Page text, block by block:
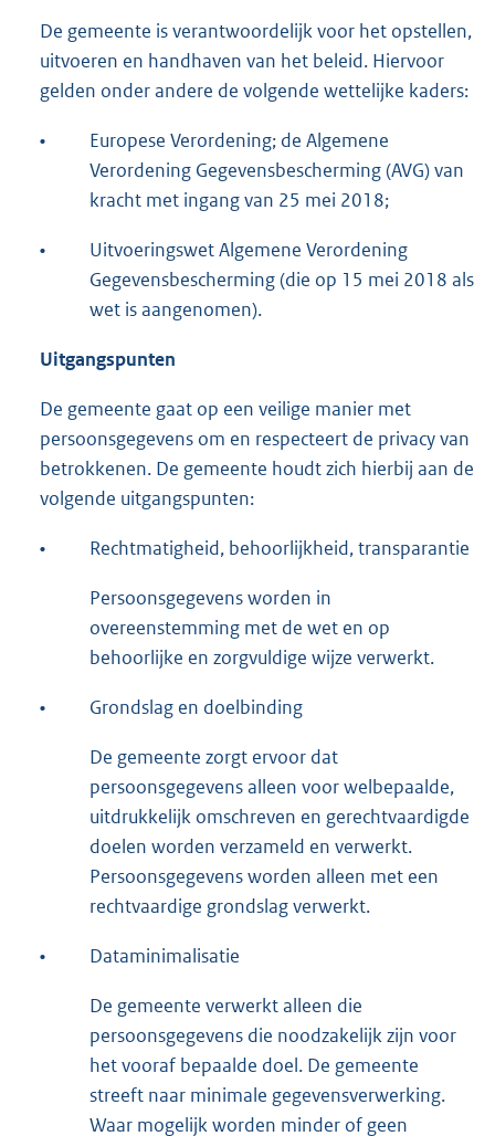
De gemeente is verantwoordelijk voor het opstellen,
uitvoeren en handhaven van het beleid. Hiervoor
gelden onder andere de volgende wettelijke kaders:
•
Europese Verordening; de Algemene
Verordening Gegevensbescherming (AVG) van
kracht met ingang van 25 mei 2018;
•
Uitvoeringswet Algemene Verordening
Gegevensbescherming (die op 15 mei 2018 als
wet is aangenomen).
Uitgangspunten
De gemeente gaat op een veilige manier met
persoonsgegevens om en respecteert de privacy van
betrokkenen. De gemeente houdt zich hierbij aan de
volgende uitgangspunten:
• Rechtmatigheid, behoorlijkheid, transparantie
Persoonsgegevens worden in
overeenstemming met de wet en op
behoorlijke en zorgvuldige wijze verwerkt.
• Grondslag en doelbinding
De gemeente zorgt ervoor dat
persoonsgegevens alleen voor welbepaalde,
uitdrukkelijk omschreven en gerechtvaardigde
doelen worden verzameld en verwerkt.
Persoonsgegevens worden alleen met een
rechtvaardige grondslag verwerkt.
• Dataminimalisatie
De gemeente verwerkt alleen die
persoonsgegevens die noodzakelijk zijn voor
het vooraf bepaalde doel. De gemeente
streeft naar minimale gegevensverwerking.
Waar mogelijk worden minder of geen